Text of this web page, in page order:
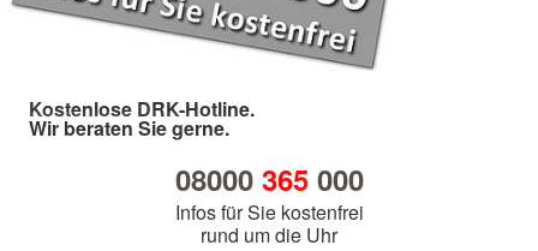
Kostenlose DRK-Hotline.
Wir beraten Sie gerne.
08000 365000
Infos für Sie kostenfrei
rund um die Uhr